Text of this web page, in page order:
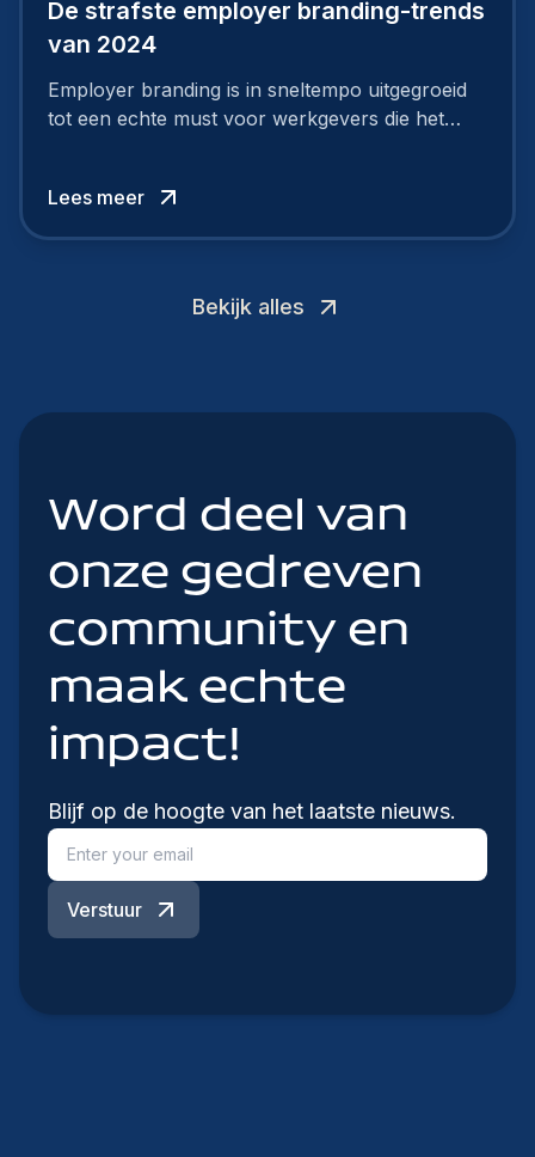
De strafste employer branding-trends
van 2024
Employer branding is in sneltempo uitgegroeid
tot een echte must voor werkgevers die het
Lees meer
Bekijk alles
Word deel van
onze gedreven
community en
maak echte
impact!
Blijf op de hoogte van het laatste nieuws.
Verstuur